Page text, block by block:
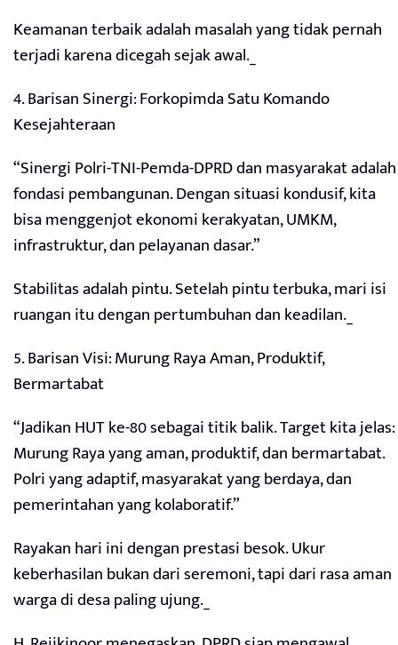
Keamanan terbaik adalah masalah yang tidak pernah
terjadi karena dicegah sejak awal._
4. Barisan Sinergi: Forkopimda Satu Komando
Kesejahteraan
“Sinergi Polri-TNI-Pemda-DPRD dan masyarakat adalah
fondasi pembangunan. Dengan situasi kondusif, kita
bisa menggenjot ekonomi kerakyatan, UMKM,
infrastruktur, dan pelayanan dasar.”
Stabilitas adalah pintu. Setelah pintu terbuka, mari isi
ruangan itu dengan pertumbuhan dan keadilan._
5. Barisan Visi: Murung Raya Aman, Produktif,
Bermartabat
“Jadikan HUT ke-80 sebagai titik balik. Target kita jelas:
Murung Raya yang aman, produktif, dan bermartabat.
Polri yang adaptif, masyarakat yang berdaya, dan
pemerintahan yang kolaboratif.”
Rayakan hari ini dengan prestasi besok. Ukur
keberhasilan bukan dari seremoni, tapi dari rasa aman
warga di desa paling ujung._